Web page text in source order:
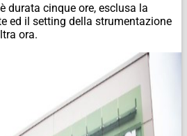
durata cinque ore, esclusa la
ed il setting della strumentazione
ora.